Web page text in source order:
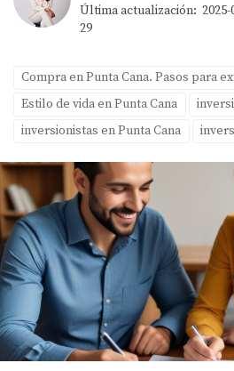
Última actualización: 2025-
29
Compra en Punta Cana. Pasos para
Estilo de vida en Punta Cana
inversionistas en Punta Cana